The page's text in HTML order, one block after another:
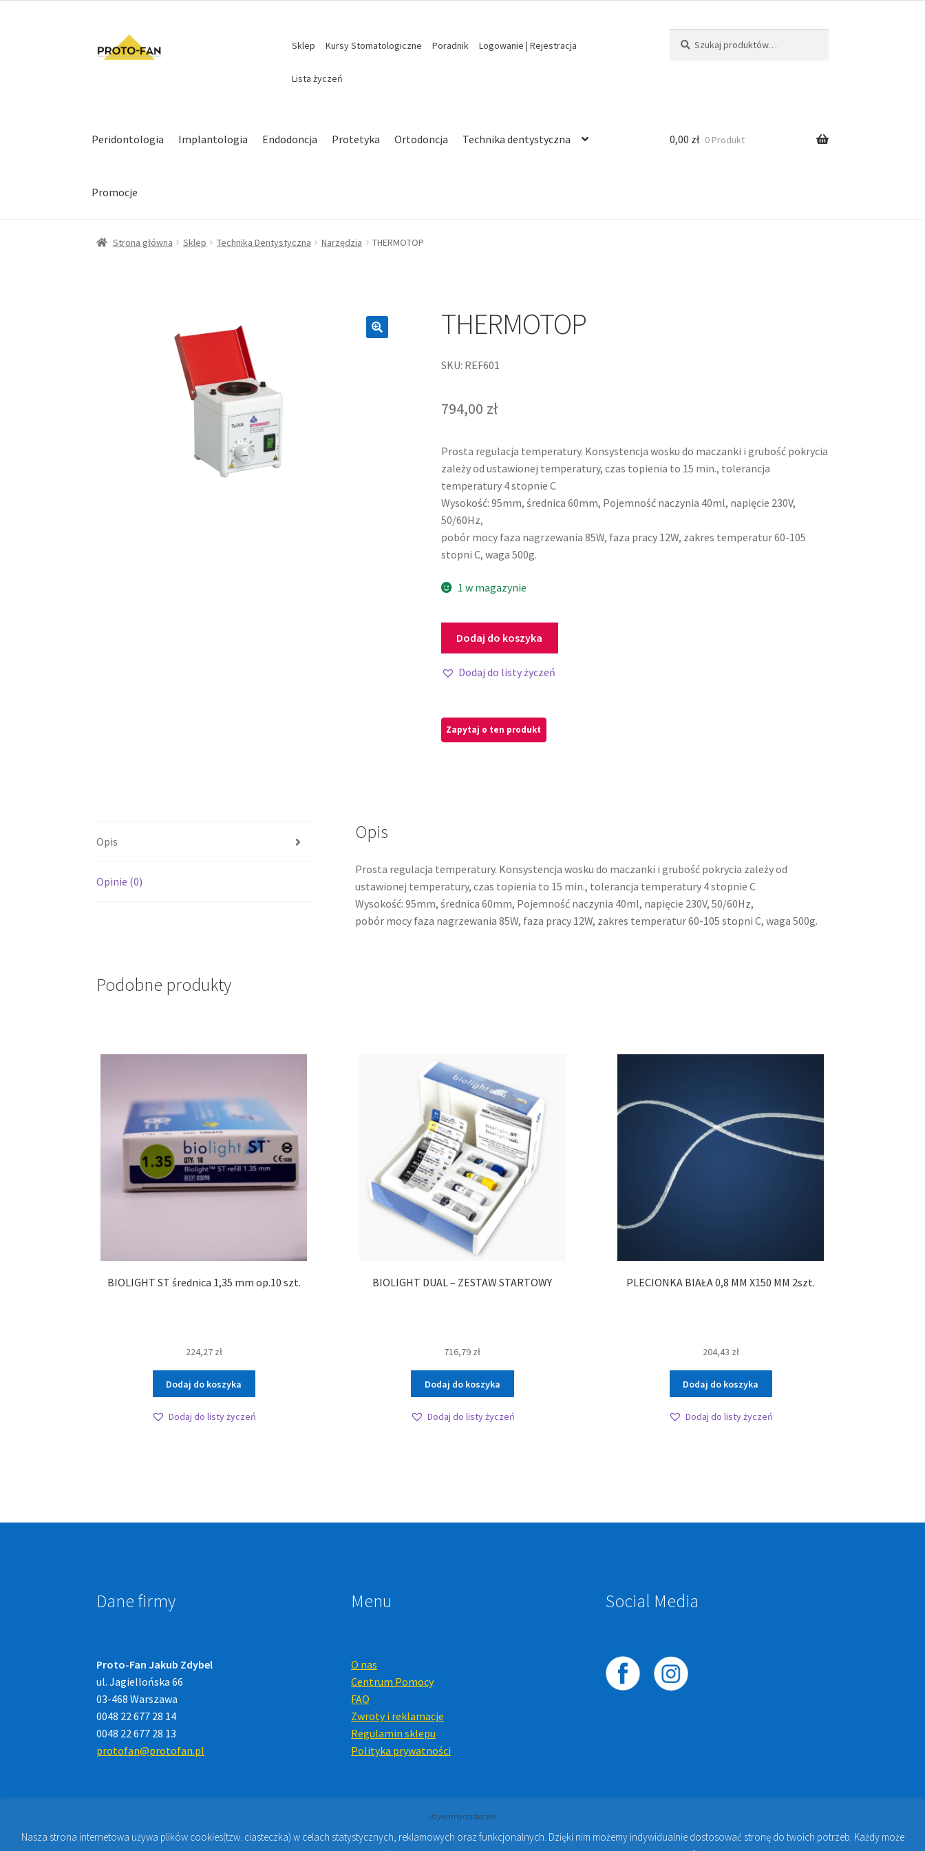
Sklep Kursy Stomatologiczne Poradnik Logowanie | Rejestracja
Lista życzeń
Peridontologia Implantologia Endodoncja Protetyka Ortodoncja Technika dentystyczna
Promocje
0,00 zł 0 Produkt
Strona główna Sklep Technika Dentystyczna Narzędzia THERMOTOP
THERMOTOP
SKU: REF601
794,00 zł
Prosta regulacja temperatury. Konsystencja wosku do maczanki i grubość pokrycia
zależy od ustawionej temperatury, czas topienia to 15 min., tolerancja
temperatury 4 stopnie C
Wysokość: 95mm, średnica 60mm, Pojemność naczynia 40ml, napięcie 230V,
50/60Hz,
pobór mocy faza nagrzewania 85W, faza pracy 12W, zakres temperatur 60-105
stopni C, waga 500g.
1 w magazynie
Dodaj do koszyka
Dodaj do listy życzeń
Opis
Opinie (0)
Opis
Prosta regulacja temperatury. Konsystencja wosku do maczanki i grubość pokrycia zależy od
ustawionej temperatury, czas topienia to 15 min., tolerancja temperatury 4 stopnie C
Wysokość: 95mm, średnica 60mm, Pojemność naczynia 40ml, napięcie 230V, 50/60Hz,
pobór mocy faza nagrzewania 85W, faza pracy 12W, zakres temperatur 60-105 stopni C, waga 500g.
Podobne produkty
BIOLIGHT ST średnica 1,35 mm op.10 szt.
224,27 zł
Dodaj do koszyka
Dodaj do listy życzeń
BIOLIGHT DUAL – ZESTAW STARTOWY
716,79 zł
Dodaj do koszyka
Dodaj do listy życzeń
PLECIONKA BIAŁA 0,8 MM X150 MM 2szt.
204,43 zł
Dodaj do koszyka
Dodaj do listy życzeń
Dane firmy
Proto-Fan Jakub Zdybel
ul. Jagiellońska 66
03-468 Warszawa
0048 22 677 28 14
0048 22 677 28 13
protofan@protofan.pl
Menu
O nas
Centrum Pomocy
FAQ
Zwroty i reklamacje
Regulamin sklepu
Polityka prywatności
Social Media
© 2023 PROTO-FAN | Sklep Stomatologiczny Online i Kursy Online Warszawa- Sklep stomatologiczny w Warszawie | Jakub Zdybel Proto-Fan
Używamy ciasteczek
Nasza strona internetowa używa plików cookies(tzw. ciasteczka) w celach statystycznych, reklamowych oraz funkcjonalnych. Dzięki nim możemy indywidualnie dostosować stronę do twoich potrzeb. Każdy może